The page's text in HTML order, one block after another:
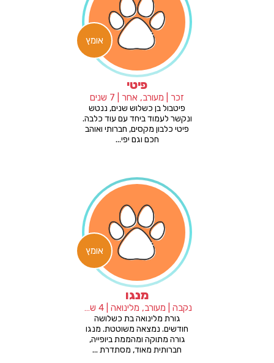
אומץ
פיטי
זכר | מעורב, אחר | 7 שנים
פיטבול בן כשלוש שנים, ננטש
ונקשר לעמוד ביחד עם עוד כלבה.
פיטי כלבון מקסים, חברותי ואוהב
חכם וגם יפי...
אומץ
מנגו
נקבה | מעורב, מלינואה | 4 שנים
גורת מלינואה בת כשלושה
חודשים. נמצאה משוטטת. מנגו
גורה מתוקה ומהממת ביופייה,
חברותית מאוד, מסתדרת ...